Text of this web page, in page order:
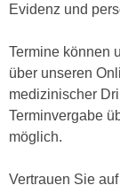
Evidenz und
Termine können
über unseren
medizinischer
Terminvergabe
möglich.
Vertrauen Sie